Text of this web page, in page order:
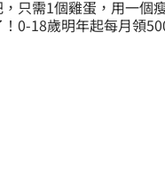
只需1個雞蛋，用一個
！0-18歲明年起每月領